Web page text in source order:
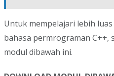
Untuk mempelajari lebih
bahasa permrograman C++,
modul dibawah ini.